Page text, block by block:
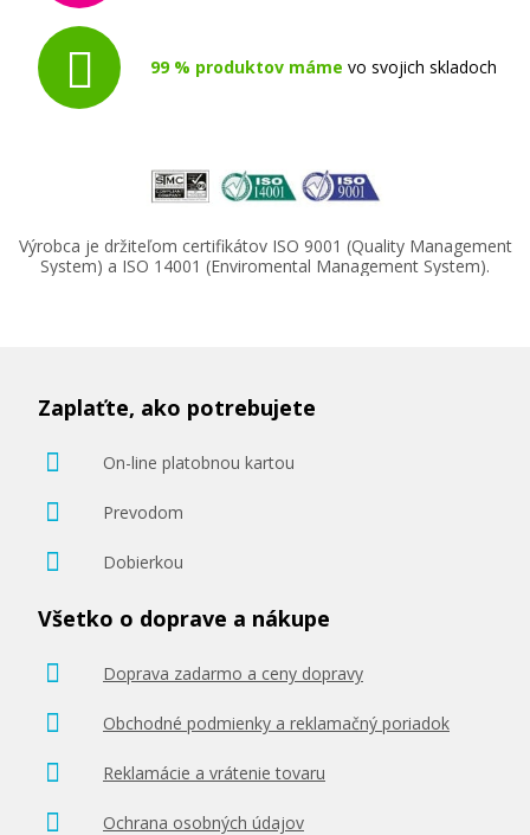
Pridať do košíka
99 % produktov máme vo svojich skladoch
Výrobca je držiteľom certifikátov ISO 9001 (Quality Management
System) a ISO 14001 (Enviromental Management System).
Zaplaťte, ako potrebujete
On-line platobnou kartou
Prevodom
Dobierkou
Všetko o doprave a nákupe
Doprava zadarmo a ceny dopravy
Obchodné podmienky a reklamačný poriadok
Reklamácie a vrátenie tovaru
Ochrana osobných údajov